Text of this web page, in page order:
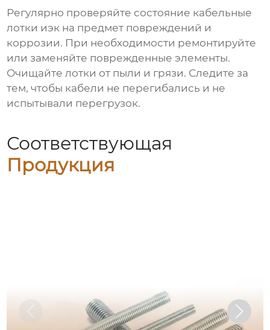
Регулярно проверяйте состояние кабельные
лотки иэк на предмет повреждений и
коррозии. При необходимости ремонтируйте
или заменяйте поврежденные элементы.
Очищайте лотки от пыли и грязи. Следите за
тем, чтобы кабели не перегибались и не
испытывали перегрузок.
Соответствующая
Продукция